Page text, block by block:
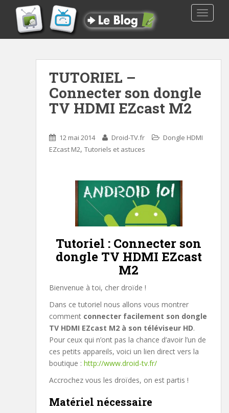
TUTORIEL –
Connecter son dongle
TV HDMI EZcast M2
12 mai 2014 Droid-TV.fr
Dongle HDMI
EZcast M2, Tutoriels et astuces
Tutoriel : Connecter son
dongle TV HDMI EZcast
M2
Bienvenue à toi, cher droïde !
Dans ce tutoriel nous allons vous montrer
comment connecter facilement son dongle
TV HDMI EZcast M2 à son téléviseur HD.
Pour ceux qui n’ont pas la chance d’avoir l’un de
ces petits appareils, voici un lien direct vers la
boutique : http://www.droid-tv.fr/
Accrochez vous les droïdes, on est partis !
Matériel nécessaire